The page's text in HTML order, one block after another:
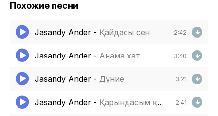
Похожие песни
Jasandy Ander - Қайдасың сен 2:42
Jasandy Ander - Анама хат 3:40
Jasandy Ander - Дүние 3:21
Jasandy Ander - Қарындасым қарлығашым 2:41